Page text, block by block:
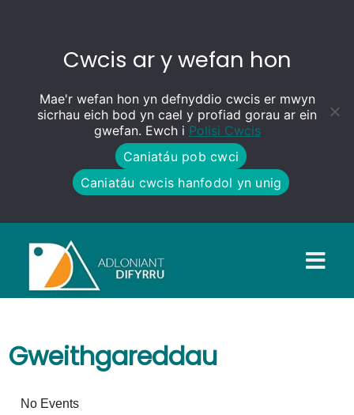
Cwcis ar y wefan hon
Mae'r wefan hon yn defnyddio cwcis er mwyn
sicrhau eich bod yn cael y profiad gorau ar ein
gwefan. Ewch i Polisi Cwcis
Caniatáu pob cwci
Caniatáu cwcis hanfodol yn unig
Gweithgareddau
No Events